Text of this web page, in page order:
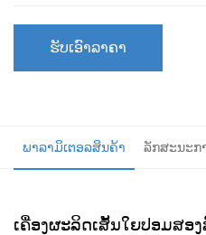
ຮັບເອົາລາຄາ
ພາລາມິເຕອລສິນຄ້າ ລັກສະນະກ
ເຄື່ອງຜະລິດເສັ້ນໃຍປອມສອ